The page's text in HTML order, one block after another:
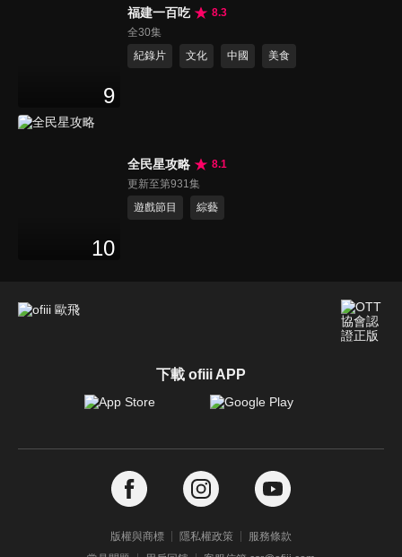
9
福建一百吃
8.3
全30集
紀錄片
文化 中國 美食
10
全民星攻略
8.1
更新至第931集
遊戲節目
綜藝
下載 ofiii APP
版權與商標 隱私權政策
服務條款